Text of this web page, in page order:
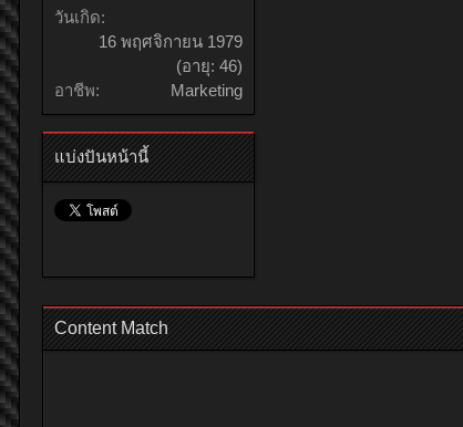
วันเกิด:
16 พฤศจิกายน 1979
(อายุ: 46)
อาชีพ:
Marketing
แบ่งปันหน้านี้
Content Match